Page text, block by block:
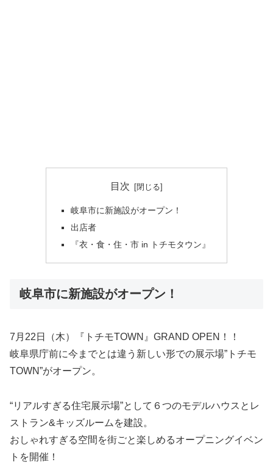
目次
岐阜市に新施設がオープン！
出店者
『衣・食・住・市 in トチモタウン』
岐阜市に新施設がオープン！
7月22日（木）『トチモTOWN』GRAND OPEN！！
岐阜県庁前に今までとは違う新しい形での展示場”トチモ
TOWN”がオープン。
“リアルすぎる住宅展示場”として６つのモデルハウスとレ
ストラン&キッズルームを建設。
おしゃれすぎる空間を街ごと楽しめるオープニングイベン
トを開催！